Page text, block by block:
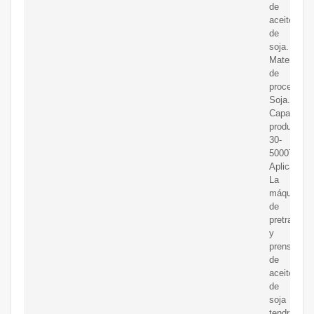
de
aceite
de
soja.
Material
de
Soja.
Capacidad
productiva:
30-
5000T/D.
Aplicación:
La
máquina
de
y
prensa
de
aceite
de
soja